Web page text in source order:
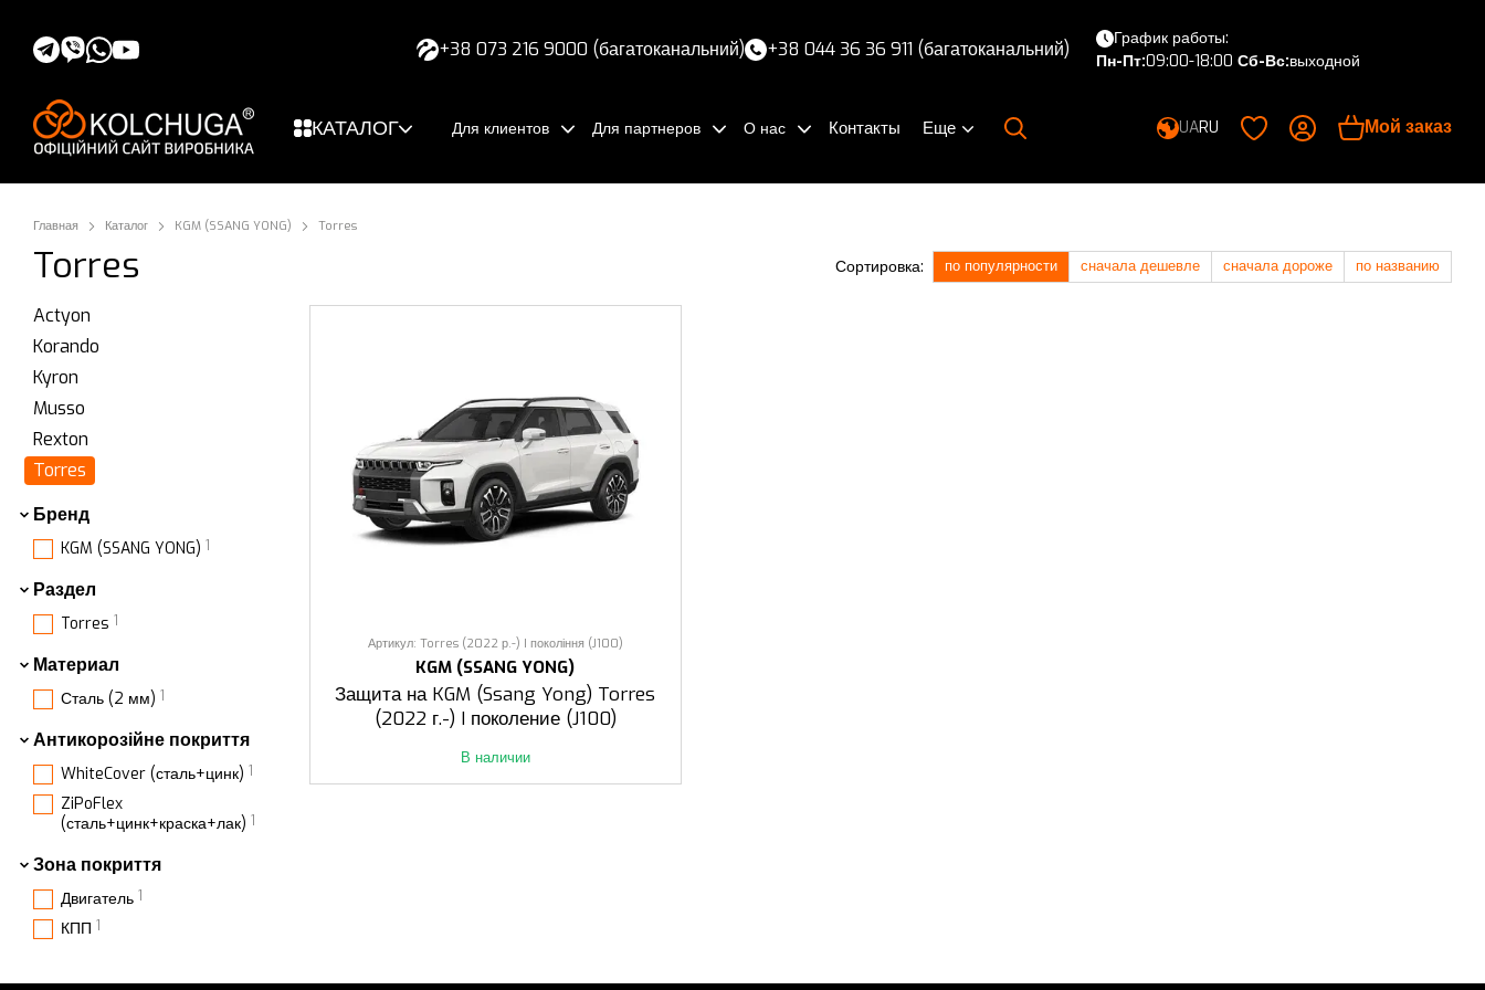
+38 073 216 9000 (багатоканальний) +38 044 36 36 911 (багатоканальний)
График работы:
Пн-Пт:09:00-18:00 Сб-Вс:выходной
КАТАЛОГ Для клиентов Для партнеров О нас Контакты Еще UARU Мой заказ
Главная Каталог KGM (SSANG YONG) Torres
Torres Сортировка: по популярности сначала дешевле сначала дороже по названию
Артикул: Torres (2022 р.-) I покоління (J100)
KGM (SSANG YONG)
Защита на KGM (Ssang Yong) Torres
(2022 г.-) I поколение (J100)
В наличии
Actyon
Korando
Kyron
Musso
Rexton
Torres
Бренд
KGM (SSANG YONG) 1
Раздел
Torres 1
Материал
Сталь (2 мм) 1
Антикорозійне покриття
WhiteCover (сталь+цинк) 1
ZiPoFlex
(сталь+цинк+краска+лак) 1
Зона покриття
Двигатель 1
КПП 1